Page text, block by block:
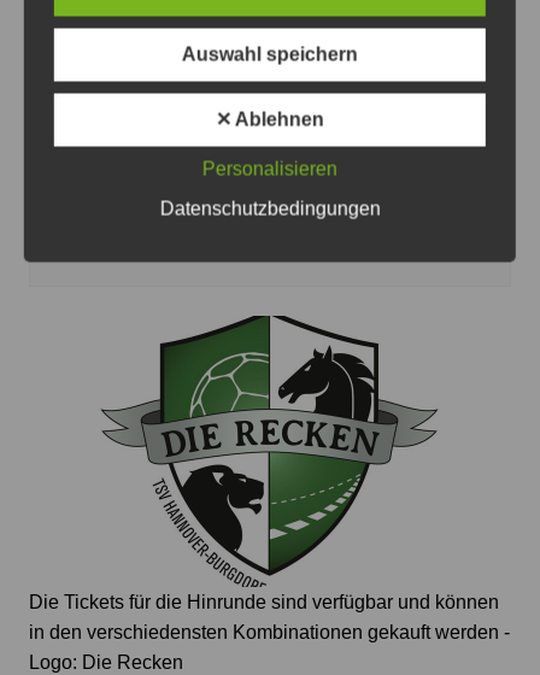
Marian Michalczik ist der Recken-Kapitän für die Saison
2026/2027 - Foto: Die Recken/Archiv
Neuer Recken-Kapitän steht fest
Die Tickets für die Hinrunde sind verfügbar und können
in den verschiedensten Kombinationen gekauft werden -
Logo: Die Recken
Auswahl speichern
✕ Ablehnen
Personalisieren
Datenschutzbedingungen